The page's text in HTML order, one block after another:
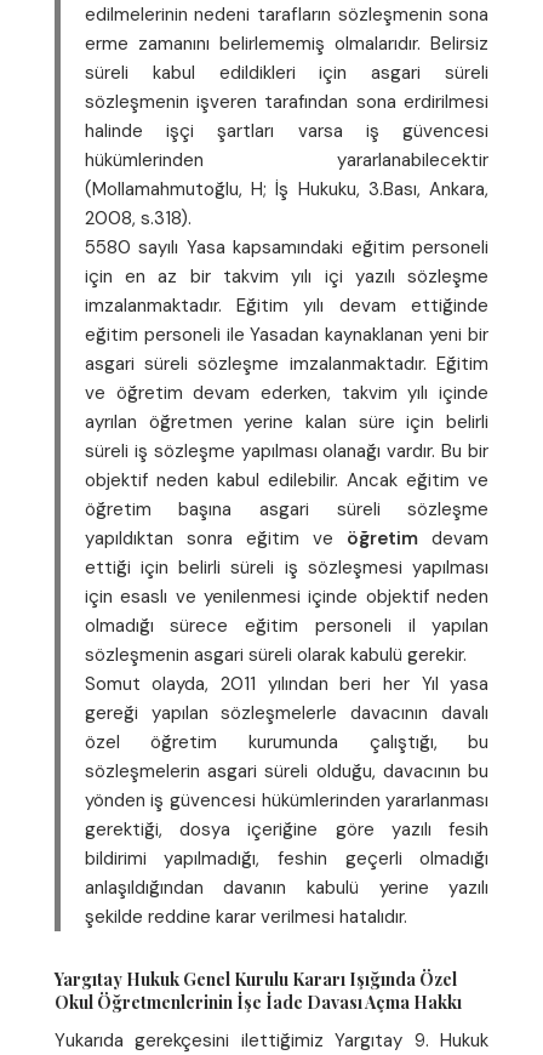
edilmelerinin nedeni tarafların sözleşmenin sona
erme zamanını belirlememiş olmalarıdır. Belirsiz
süreli kabul edildikleri için asgari süreli
sözleşmenin işveren tarafından sona erdirilmesi
halinde işçi şartları varsa iş güvencesi
hükümlerinden yararlanabilecektir
(Mollamahmutoğlu, H; İş Hukuku, 3.Bası, Ankara,
2008, s.318).
5580 sayılı Yasa kapsamındaki eğitim personeli
için en az bir takvim yılı içi yazılı sözleşme
imzalanmaktadır. Eğitim yılı devam ettiğinde
eğitim personeli ile Yasadan kaynaklanan yeni bir
asgari süreli sözleşme imzalanmaktadır. Eğitim
ve öğretim devam ederken, takvim yılı içinde
ayrılan öğretmen yerine kalan süre için belirli
süreli iş sözleşme yapılması olanağı vardır. Bu bir
objektif neden kabul edilebilir. Ancak eğitim ve
öğretim başına asgari süreli sözleşme
yapıldıktan sonra eğitim ve öğretim devam
ettiği için belirli süreli iş sözleşmesi yapılması
için esaslı ve yenilenmesi içinde objektif neden
olmadığı sürece eğitim personeli il yapılan
sözleşmenin asgari süreli olarak kabulü gerekir.
Somut olayda, 2011 yılından beri her Yıl yasa
gereği yapılan sözleşmelerle davacının davalı
özel öğretim kurumunda çalıştığı, bu
sözleşmelerin asgari süreli olduğu, davacının bu
yönden iş güvencesi hükümlerinden yararlanması
gerektiği, dosya içeriğine göre yazılı fesih
bildirimi yapılmadığı, feshin geçerli olmadığı
anlaşıldığından davanın kabulü yerine yazılı
şekilde reddine karar verilmesi hatalıdır.
Yargıtay Hukuk Genel Kurulu Kararı Işığında Özel
Okul Öğretmenlerinin İşe İade Davası Açma Hakkı
Yukarıda gerekçesini ilettiğimiz Yargıtay 9. Hukuk